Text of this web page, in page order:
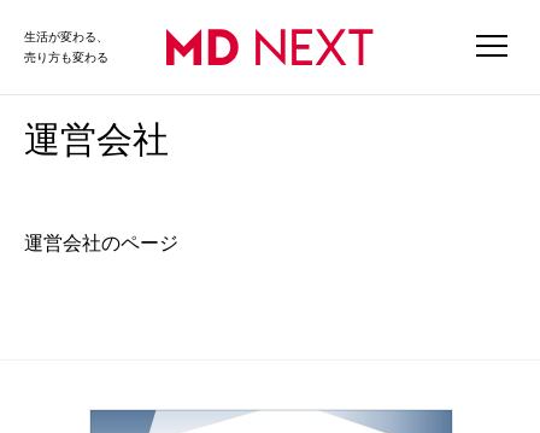
生活が変わる、
売り方も変わる
運営会社
運営会社のページ